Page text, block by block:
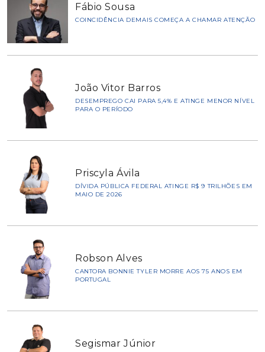
Fábio Sousa
COINCIDÊNCIA DEMAIS COMEÇA A CHAMAR ATENÇÃO
João Vitor Barros
DESEMPREGO CAI PARA 5,4% E ATINGE MENOR NÍVEL
PARA O PERÍODO
Priscyla Ávila
DÍVIDA PÚBLICA FEDERAL ATINGE R$ 9 TRILHÕES EM
MAIO DE 2026
Robson Alves
CANTORA BONNIE TYLER MORRE AOS 75 ANOS EM
PORTUGAL
Segismar Júnior